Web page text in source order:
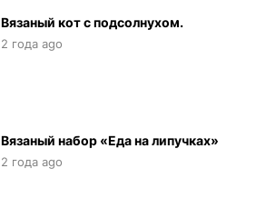
Вязаный кот с подсолнухом.
2 года ago
Вязаный набор «Еда на липучках»
2 года ago